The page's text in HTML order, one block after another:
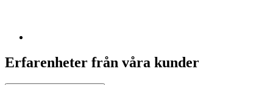
Erfarenheter från våra kunder